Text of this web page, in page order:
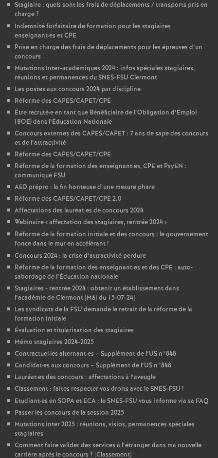
Stagiaire : quels sont les frais de déplacements / transports pris en
charge?
Indemnité forfaitaire de formation pour les stagiaires
enseignant·es et CPE
Prise en charge des frais de déplacements pour les épreuves d’un
concours
Mutations Inter-académiques 2024 : infos spéciales stagiaires,
réunions et permanences du SNES-FSU Clermont
Les postes aux concours 2024 par discipline
Réforme des CAPES/CAPET/CPE
Être recruté·e en tant que Bénéficiaire de l’Obligation d’Emploi
(BOE) dans l’Éducation Nationale
Concours externes des CAPES/CAPET : 7 ans de sape des concours
et de l’attractivité
Réforme des CAPES/CAPET/CPE
Réforme de la formation des enseignant·es, CPE et PsyEN :
communiqué FSU
AED prépro : la fin honteuse d’une mesure phare
Réforme des CAPES/CAPET/CPE 2.0
Affectations des lauréat·es de concours 2024
Webinaire «affectation des stagiaires, rentrée 2024»
Réforme de la formation initiale et des concours : le gouvernement
fonce dans le mur en accélérant!
Concours 2024 : la crise d’attractivité perdure
Réforme de la formation des enseignant·es et des CPE : auto-
sabordage de l’Éducation nationale
Stagiaires - rentrée 2024 : obtenir un établissement dans
l’académie de Clermont [Màj du 15-07-24]
Les syndicats de la FSU demande le retrait de la réforme de la
formation initiale
Évaluation et titularisation des stagiaires
Mémo stagiaires 2024-2025
Contractuel·les alternant·es – Supplément de l’US n°848
Candidat·es aux concours – Supplément de l’US n°848
Lauréat·es des concours : affectations à l’aveugle
Classement : faites respecter vos droits avec le SNES-FSU !
Etudiant·es en SOPA et ECA : le SNES-FSU vous informe via sa FAQ
Passer les concours de la session 2025
Mutations inter 2025 : réunions, visios, permanences spéciales
stagiaires
Comment faire valider des services à l’étranger dans ma nouvelle
carrière après le concours ? [Classement]